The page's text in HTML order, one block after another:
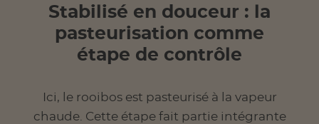
Stabilisé en douceur : la
pasteurisation comme
étape de contrôle
Ici, le rooibos est pasteurisé à la vapeur
chaude. Cette étape fait partie intégrante